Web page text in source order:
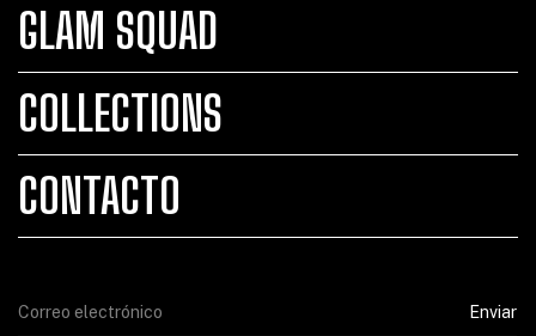
GLAM SQUAD
COLLECTIONS
CONTACTO